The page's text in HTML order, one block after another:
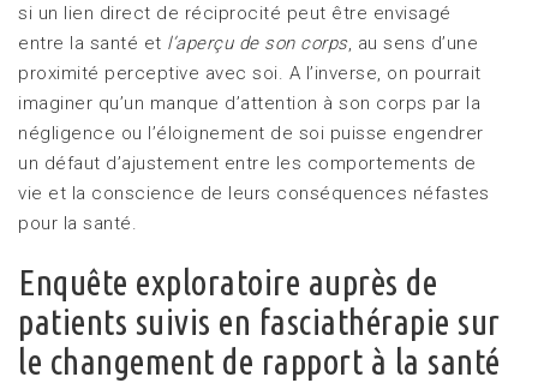
si un lien direct de réciprocité peut être envisagé
entre la santé et l’aperçu de son corps, au sens d’une
proximité perceptive avec soi. A l’inverse, on pourrait
imaginer qu’un manque d’attention à son corps par la
négligence ou l’éloignement de soi puisse engendrer
un défaut d’ajustement entre les comportements de
vie et la conscience de leurs conséquences néfastes
pour la santé.
Enquête exploratoire auprès de
patients suivis en fasciathérapie sur
le changement de rapport à la santé